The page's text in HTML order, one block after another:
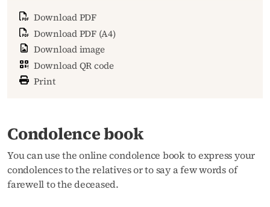
Download PDF
Download PDF (A4)
Download image
Download QR code
Print
Condolence book
You can use the online condolence book to express your
condolences to the relatives or to say a few words of
farewell to the deceased.